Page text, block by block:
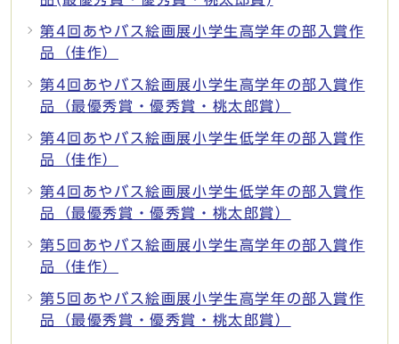
第4回あやバス絵画展小学生高学年の部入賞作
品（佳作）
第4回あやバス絵画展小学生高学年の部入賞作
品（最優秀賞・優秀賞・桃太郎賞）
第4回あやバス絵画展小学生低学年の部入賞作
品（佳作）
第4回あやバス絵画展小学生低学年の部入賞作
品（最優秀賞・優秀賞・桃太郎賞）
第5回あやバス絵画展小学生高学年の部入賞作
品（佳作）
第5回あやバス絵画展小学生高学年の部入賞作
品（最優秀賞・優秀賞・桃太郎賞）